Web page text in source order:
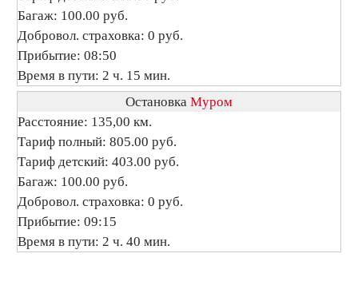
Багаж: 100.00 руб.
Добровол. страховка: 0 руб.
Прибытие: 08:50
Время в пути: 2 ч. 15 мин.
Остановка Муром
Расстояние: 135,00 км.
Тариф полный: 805.00 руб.
Тариф детский: 403.00 руб.
Багаж: 100.00 руб.
Добровол. страховка: 0 руб.
Прибытие: 09:15
Время в пути: 2 ч. 40 мин.